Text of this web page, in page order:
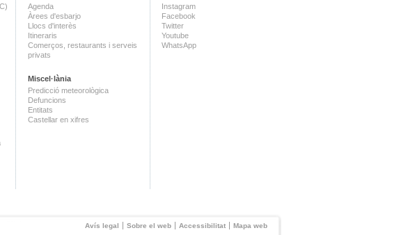
Agenda
Àrees d'esbarjo
Llocs d'interès
Itineraris
Comerços, restaurants i serveis
privats
Miscel·lània
Predicció meteorològica
Defuncions
Entitats
Castellar en xifres
Instagram
Facebook
Twitter
Youtube
WhatsApp
Avís legal Sobre el web Accessibilitat Mapa web